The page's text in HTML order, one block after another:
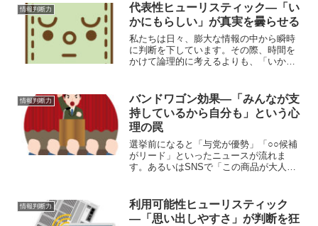
根底にあるのが、サンクコスト効果
（Sunk Cost Fal...
情報判断力
代表性ヒューリスティック―「い
かにもらしい」が真実を曇らせる
私たちは日々、膨大な情報の中から瞬時
に判断を下しています。その際、時間を
かけて論理的に考えるよりも、「いかに
考の近道が、代表性ヒューリスティック
（Representat...
情報判断力
バンドワゴン効果―「みんなが支
持しているから自分も」という心
理の罠
選挙前になると「与党が優勢」「○○候補
がリード」といったニュースが流れま
す。あるいはSNSで「この商品が大人
の背景にはバンドワゴン効果
（bandwagon effect...
情報判断力
利用可能性ヒューリスティック
―「思い出しやすさ」が判断を狂